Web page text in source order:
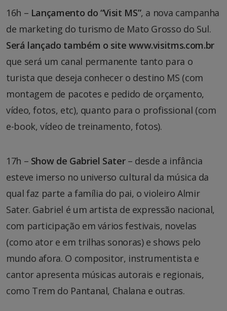
16h – Lançamento do “Visit MS”, a nova campanha
de marketing do turismo de Mato Grosso do Sul.
Será lançado também o site www.visitms.com.br
que será um canal permanente tanto para o
turista que deseja conhecer o destino MS (com
montagem de pacotes e pedido de orçamento,
vídeo, fotos, etc), quanto para o profissional (com
e-book, vídeo de treinamento, fotos).
17h – Show de Gabriel Sater– desde a infância
esteve imerso no universo cultural da música da
qual faz parte a família do pai, o violeiro Almir
Sater. Gabriel é um artista de expressão nacional,
com participação em vários festivais, novelas
(como ator e em trilhas sonoras) e shows pelo
mundo afora. O compositor, instrumentista e
cantor apresenta músicas autorais e regionais,
como Trem do Pantanal, Chalana e outras.